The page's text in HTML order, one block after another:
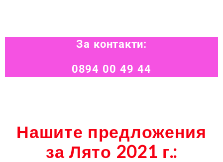
За контакти:
0894 00 49 44
Нашите предложения
за Лято 2021 г.: